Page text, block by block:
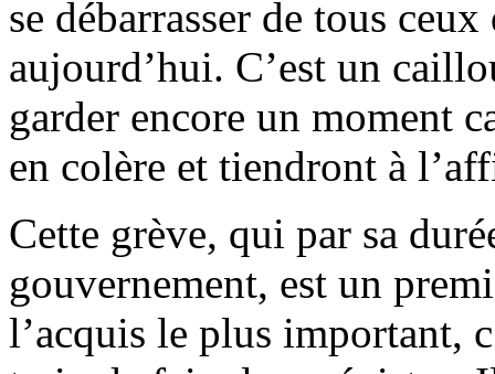
se débarrasser de tous
aujourd’hui. C’est un
garder encore un moment
en colère et tiendront à
Cette grève, qui par sa
gouvernement, est un
l’acquis le plus important,